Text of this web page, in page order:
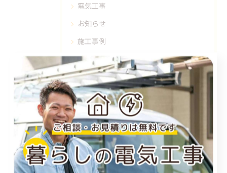
電気工事
お知らせ
施工事例
お得情報
コラム
プライベート
最近の投稿 Recent Posts